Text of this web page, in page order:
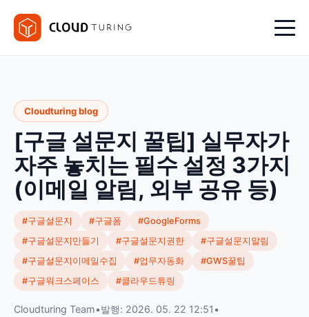
Cloudturing blog
[구글 설문지 꿀팁] 실무자가
자주 놓치는 필수 설정 3가지
(이메일 알림, 외부 공유 등)
#구글설문지 #구글폼
#GoogleForms
#구글설문지만들기
#구글설문지권한
#구글설문지알림
#구글설문지이메일수집
#업무자동화
#GWS꿀팁
#구글워크스페이스
#클라우드튜링
Cloudturing Team•발행: 2026. 05. 22 12:51 •